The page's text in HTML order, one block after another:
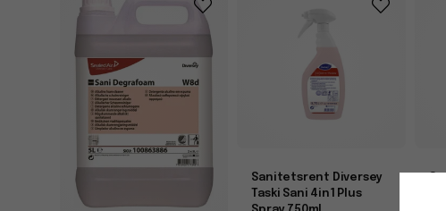
Sanitetsrent Diversey
Taski Sani 4in1 Plus